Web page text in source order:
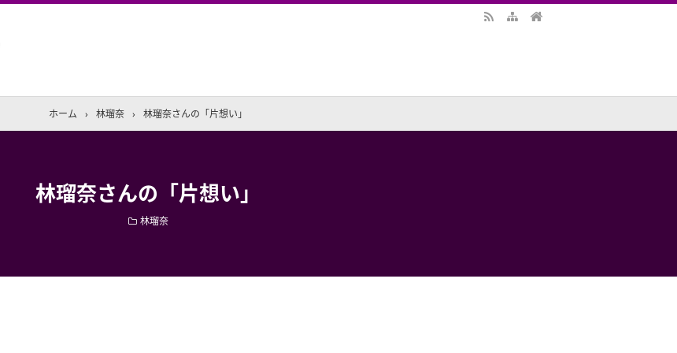
ホーム › 林瑠奈 › 林瑠奈さんの「片想い」
林瑠奈さんの「片想い」
林瑠奈